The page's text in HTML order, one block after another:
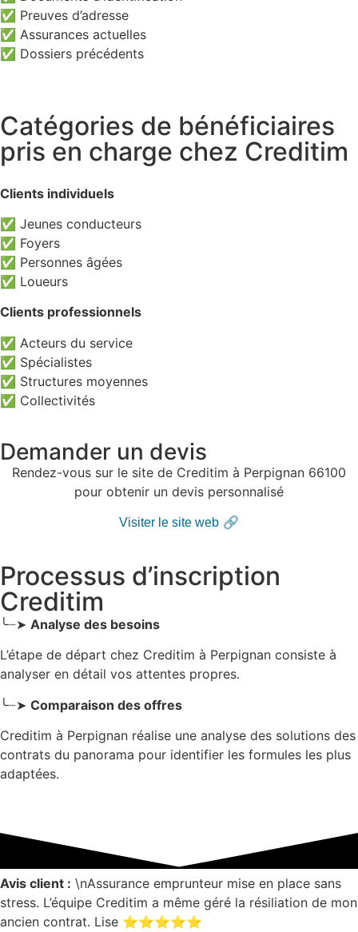
✅ Preuves d’adresse
✅ Assurances actuelles
✅ Dossiers précédents
Catégories de bénéficiaires
pris en charge chez Creditim
Clients individuels
✅ Jeunes conducteurs
✅ Foyers
✅ Personnes âgées
✅ Loueurs
Clients professionnels
✅ Acteurs du service
✅ Spécialistes
✅ Structures moyennes
✅ Collectivités
Demander un devis
Rendez-vous sur le site de Creditim à Perpignan 66100
pour obtenir un devis personnalisé
Visiter le site web 🔗
Processus d’inscription
Creditim
╰┈➤ Analyse des besoins
L’étape de départ chez Creditim à Perpignan consiste à
analyser en détail vos attentes propres.
╰┈➤ Comparaison des offres
Creditim à Perpignan réalise une analyse des solutions des
contrats du panorama pour identifier les formules les plus
adaptées.
Avis client : \nAssurance emprunteur mise en place sans
stress. L’équipe Creditim a même géré la résiliation de mon
ancien contrat. Lise ⭐⭐⭐⭐⭐